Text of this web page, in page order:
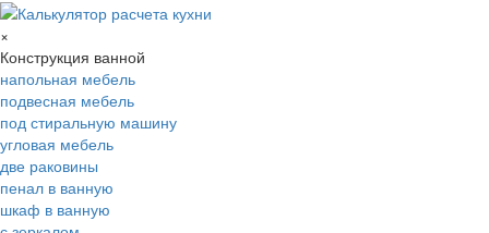
×
Конструкция ванной
напольная мебель
подвесная мебель
под стиральную машину
угловая мебель
две раковины
пенал в ванную
шкаф в ванную